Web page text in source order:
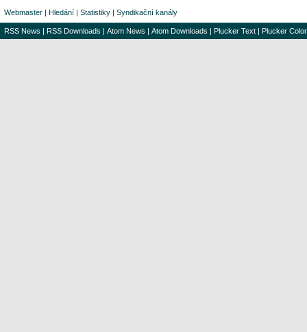
Webmaster | Hledání | Statistiky | Syndikační kanály
RSS News | RSS Downloads | Atom News | Atom Downloads | Plucker Text | Plucker Color